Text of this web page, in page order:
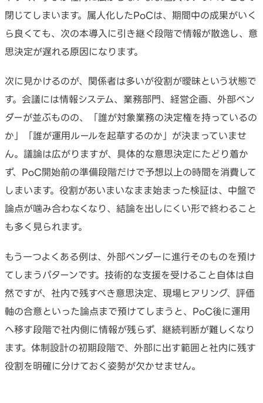
閉じてしまいます。属人化したPoCは、期間中の成果がいく
ら良くても、次の本導入に引き継ぐ段階で情報が散逸し、意
思決定が遅れる原因になります。
次に見かけるのが、関係者は多いが役割が曖昧という状態で
す。会議には情報システム、業務部門、経営企画、外部ベン
ダーが並ぶものの、「誰が対象業務の決定権を持っているの
か」「誰が運用ルールを起草するのか」が決まっていませ
ん。議論は広がりますが、具体的な意思決定にたどり着か
ず、PoC開始前の準備段階だけで予想以上の時間を消費して
しまいます。役割があいまいなまま始まった検証は、中盤で
論点が噛み合わなくなり、結論を出しにくい形で終わること
も多く見られます。
もう一つよくある例は、外部ベンダーに進行そのものを預け
てしまうパターンです。技術的な支援を受けること自体は自
然ですが、社内で残すべき意思決定、現場ヒアリング、評価
軸の合意といった論点まで預けてしまうと、PoC後に運用
へ移す段階で社内側に情報が残らず、継続判断が難しくなり
ます。体制設計の初期段階で、外部に出す範囲と社内に残す
役割を明確に分けておく姿勢が欠かせません。